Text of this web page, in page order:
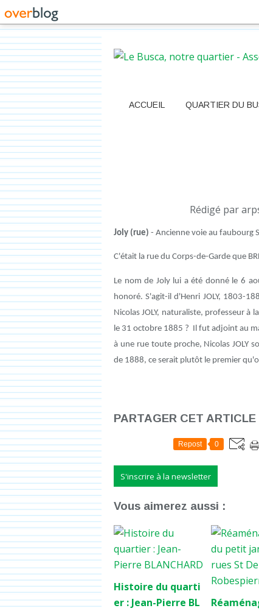
ACCUEIL QUARTIER DU
Rédigé par
Joly (rue) - Ancienne voie au faubourg
C'était la rue du Corps-de-Garde que
Le nom de Joly lui a été donné le 6
honoré. S'agit-il d'Henri JOLY, 1803-
Nicolas JOLY, naturaliste, professeur à
le 31 octobre 1885 ? Il fut adjoint au
à une rue toute proche, Nicolas JOLY
de 1888, ce serait plutôt le premier
PARTAGER CET ARTICLE
Repost 0
S'inscrire à la newsletter
Vous aimerez aussi :
Histoire du quarti
er : Jean-Pierre BL